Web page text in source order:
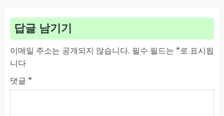
답글 남기기
이메일 주소는 공개되지 않습니다. 필수 필드는 *로 표시됩
니다
댓글 *